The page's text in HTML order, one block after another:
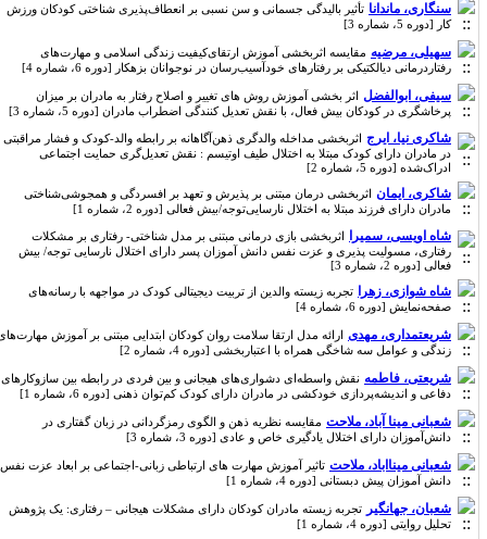
سنگاری، ماندانا تأثیر بالیدگی جسمانی و سن نسبی بر انعطاف‌پذیری شناختی کودکان ورزش
کار [دوره 5، شماره 3]
سهیلی، مرضیه مقایسه اثربخشی آموزش ‌ارتقای‌کیفیت ‌زندگی ‌اسلامی و مهارت‌های
رفتاردرمانی دیالکتیکی بر رفتارهای خودآسیب‌رسان در نوجوانان بزهکار [دوره 6، شماره 4]
سیفی، ابوالفضل اثر بخشی آموزش روش های تغییر و اصلاح رفتار به مادران بر میزان
پرخاشگری در کودکان بیش فعال، با نقش تعدیل کنندگی اضطراب مادران [دوره 5، شماره 3]
شاکری نیا، ایرج اثربخشی مداخله والدگری ذهن‌آگاهانه بر رابطه والد-کودک و فشار مراقبتی
در مادران دارای کودک مبتلا به اختلال طیف اوتیسم : نقش تعدیل‌گری حمایت اجتماعی
ادراک‌شده [دوره 5، شماره 2]
شاکری، ایمان اثربخشی درمان مبتنی‌ بر ‌پذیرش‌ و ‌تعهد بر افسردگی و همجوشی‌شناختی
مادران دارای فرزند مبتلا به اختلال نارسایی‌توجه/بیش فعالی [دوره 2، شماره 1]
شاه اویسی، سمیرا اثربخشی بازی درمانی مبتنی بر مدل شناختی- رفتاری بر مشکلات
رفتاری، مسولیت پذیری و عزت نفس دانش آموزان پسر دارای اختلال نارسایی توجه/ بیش
فعالی [دوره 2، شماره 3]
شاه شوازی، زهرا تجربه زیسته والدین از تربیت دیجیتالی کودک در مواجهه با رسانه‌های
صفحه‌نمایش [دوره 6، شماره 4]
شریعتمداری، مهدی ارائه مدل ارتقا سلامت روان کودکان ابتدایی مبتنی بر آموزش مهارت‌های
زندگی و عوامل سه شاخگی همراه با اعتباربخشی [دوره 4، شماره 2]
شریعتی، فاطمه نقش واسطه‌ای دشواری‌های هیجانی و بین فردی در رابطه بین سازوکارهای
دفاعی و اندیشه‌پردازی خودکشی در مادران دارای کودک کم‌توان ذهنی [دوره 6، شماره 1]
شعبانی مینا آباد، ملاحت مقایسه نظریه ذهن و الگوی رمزگردانی در زبان گفتاری در
دانش‌آموزان دارای اختلال یادگیری خاص و عادی [دوره 3، شماره 3]
شعبانی مینااباد، ملاحت تاثیر آموزش مهارت های ارتباطی زبانی-اجتماعی بر ابعاد عزت نفس
دانش آموزان پیش دبستانی [دوره 4، شماره 1]
شعبان، جهانگیر تجربه زیسته مادران کودکان دارای مشکلات هیجانی – رفتاری: یک پژوهش
تحلیل روایتی [دوره 4، شماره 1]